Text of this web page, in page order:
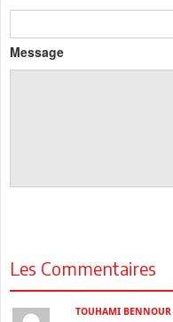
Message
Les Commentaires
TOUHAMI BENNOUR